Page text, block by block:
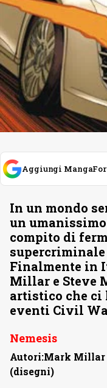
Aggiungi
In un mondo
un
compito di
Finalmente in
Millar e Steve
artistico che ci
eventi Civil
Nemesis
Autori:Mark Millar
(disegni)